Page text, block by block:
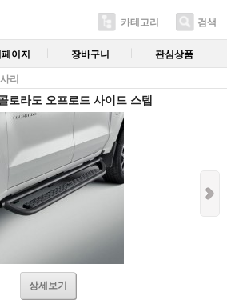
카테고리 검색
이지 장바구니 관심상품
리
로라도 오프로드 사이드 스텝
상세보기